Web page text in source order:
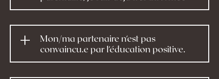
Mon/ma partenaire n'est pas
convaincu.e par l'éducation positive.